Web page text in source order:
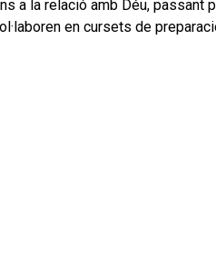
a la relació amb Déu, passant
en cursets de